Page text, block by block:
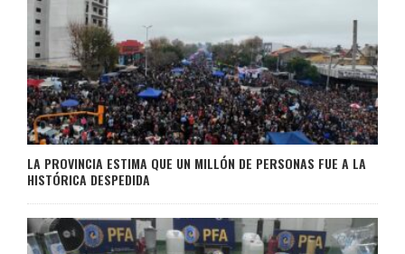
LA PROVINCIA ESTIMA QUE UN MILLÓN DE PERSONAS FUE A LA
HISTÓRICA DESPEDIDA